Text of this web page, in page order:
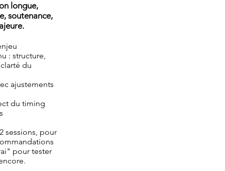
longue,
soutenance,
: structure,
du
ajustements
du timing
sessions, pour
pour tester